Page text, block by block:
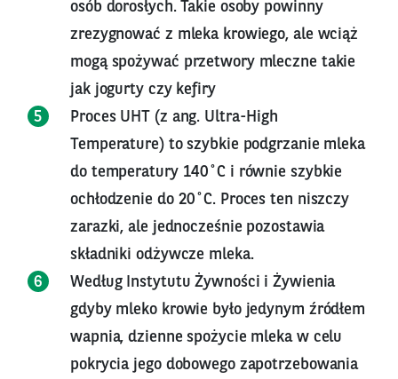
osób dorosłych. Takie osoby powinny
zrezygnować z mleka krowiego, ale wciąż
mogą spożywać przetwory mleczne takie
jak jogurty czy kefiry
Proces UHT (z ang. Ultra-High
Temperature) to szybkie podgrzanie mleka
do temperatury 140˚C i równie szybkie
ochłodzenie do 20˚C. Proces ten niszczy
zarazki, ale jednocześnie pozostawia
składniki odżywcze mleka.
Według Instytutu Żywności i Żywienia
gdyby mleko krowie było jedynym źródłem
wapnia, dzienne spożycie mleka w celu
pokrycia jego dobowego zapotrzebowania